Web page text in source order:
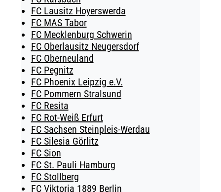
FC Lausitz Hoyerswerda
FC MAS Tabor
FC Mecklenburg Schwerin
FC Oberlausitz Neugersdorf
FC Oberneuland
FC Pegnitz
FC Phoenix Leipzig e.V.
FC Pommern Stralsund
FC Resita
FC Rot-Weiß Erfurt
FC Sachsen Steinpleis-Werdau
FC Silesia Görlitz
FC Sion
FC St. Pauli Hamburg
FC Stollberg
FC Viktoria 1889 Berlin